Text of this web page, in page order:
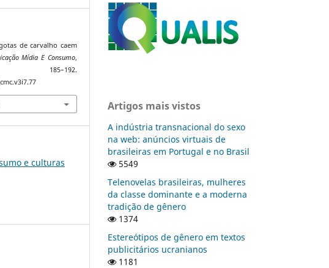
de carvalho caem
Mídia E Consumo,
e culturas
Artigos mais vistos
A indústria transnacional do sexo
na web: anúncios virtuais de
brasileiras em Portugal e no Brasil
5549
Telenovelas brasileiras, mulheres
da classe dominante e a moderna
tradição de gênero
1374
Estereótipos de gênero em textos
publicitários ucranianos
1181